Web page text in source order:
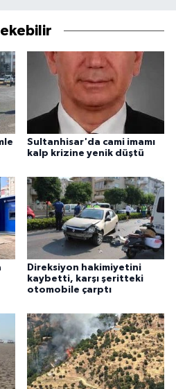
Sultanhisar'da cami imamı
kalp krizine yenik düştü
Direksiyon hakimiyetini
kaybetti, karşı şeritteki
otomobile çarptı